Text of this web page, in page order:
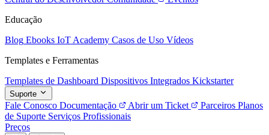
Educação
Blog Ebooks IoT Academy Casos de Uso Vídeos
Templates e Ferramentas
Templates de Dashboard Dispositivos Integrados Kickstarter
Suporte
Fale Conosco Documentação Abrir um Ticket Parceiros Planos
de Suporte Serviços Profissionais
Preços